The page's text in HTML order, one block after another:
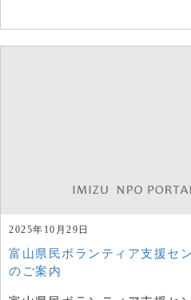
2025年10月29日
富山県民ボランティア支援セ
のご案内